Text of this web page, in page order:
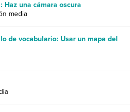
Haz una cámara oscura
media
de vocabulario: Usar un mapa del